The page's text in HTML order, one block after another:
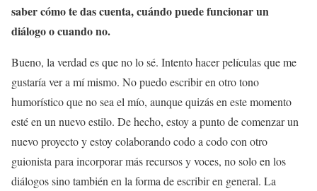
saber cómo te das cuenta, cuándo puede funcionar un
diálogo o cuando no.
Bueno, la verdad es que no lo sé. Intento hacer películas que me
gustaría ver a mí mismo. No puedo escribir en otro tono
humorístico que no sea el mío, aunque quizás en este momento
esté en un nuevo estilo. De hecho, estoy a punto de comenzar un
nuevo proyecto y estoy colaborando codo a codo con otro
guionista para incorporar más recursos y voces, no solo en los
diálogos sino también en la forma de escribir en general. La